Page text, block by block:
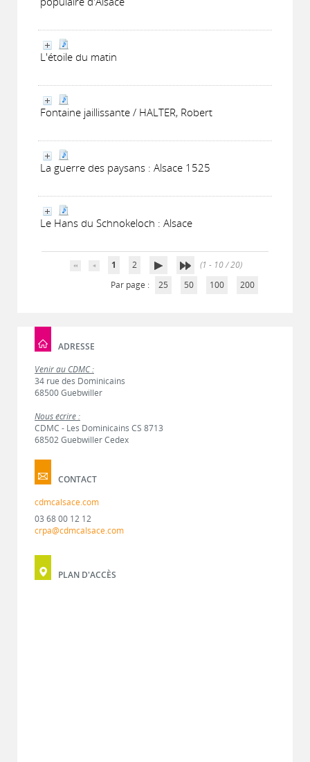
L'étoile du matin
Fontaine jaillissante / HALTER, Robert
La guerre des paysans : Alsace 1525
Le Hans du Schnokeloch : Alsace
1 2
(1 - 10 / 20)
Par page :
25 50 100 200
ADRESSE
Venir au CDMC :
34 rue des Dominicains
68500 Guebwiller
Nous écrire :
CDMC - Les Dominicains CS 8713
68502 Guebwiller Cedex
CONTACT
cdmcalsace.com
03 68 00 12 12
crpa@cdmcalsace.com
PLAN D'ACCÈS